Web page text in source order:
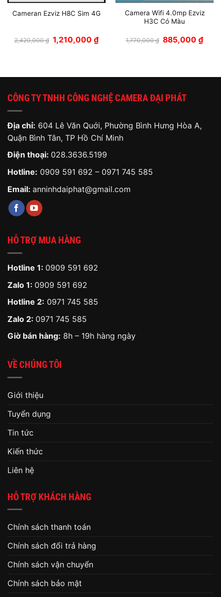
Cameran Ezviz H8C Sim 4G
2,420,000₫ Giá
gốc
1,210,000₫Giá
Camera Wifi 4.0mp Ezviz
H3C Có Màu
1,770,000₫ Giá
gốc
885,000₫Giá
CÔNG TY TNHH CÔNG NGHỆ CAMERA ĐẠI PHÁT
Địa chỉ: 604 Lê Văn Quới, Phường Bình Hưng Hòa A,
Quận Bình Tân, TP Hồ Chí Minh
Điện thoại: 028.3636.5199
Hotline: 0909 591 692 – 0971 745 585
Email: anninhdaiphat@gmail.com
HỖ TRỢ MUA HÀNG
Hotline 1: 0909 591 692
Zalo 1: 0909 591 692
Hotline 2: 0971 745 585
Zalo 2: 0971 745 585
Giờ bán hàng: 8h – 19h hàng ngày
VỀ CHÚNG TÔI
Giới thiệu
Tuyển dụng
Tin tức
Kiến thức
Liên hệ
HỖ TRỢ KHÁCH HÀNG
Chính sách thanh toán
Chính sách đổi trả hàng
Chính sách vận chuyển
Chính sách bảo mật